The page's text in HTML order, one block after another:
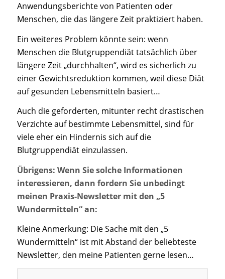
Anwendungsberichte von Patienten oder
Menschen, die das längere Zeit praktiziert haben.
Ein weiteres Problem könnte sein: wenn
Menschen die Blutgruppendiät tatsächlich über
längere Zeit „durchhalten“, wird es sicherlich zu
einer Gewichtsreduktion kommen, weil diese Diät
auf gesunden Lebensmitteln basiert…
Auch die geforderten, mitunter recht drastischen
Verzichte auf bestimmte Lebensmittel, sind für
viele eher ein Hindernis sich auf die
Blutgruppendiät einzulassen.
Übrigens: Wenn Sie solche Informationen
interessieren, dann fordern Sie unbedingt
meinen Praxis-Newsletter mit den „5
Wundermitteln“ an:
Kleine Anmerkung: Die Sache mit den „5
Wundermitteln“ ist mit Abstand der beliebteste
Newsletter, den meine Patienten gerne lesen…